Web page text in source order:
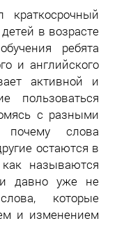
в возрасте
ребята
и английского
активной и
пользоваться
с разными
слова
остаются в
называются
давно уже не
которые
и изменением